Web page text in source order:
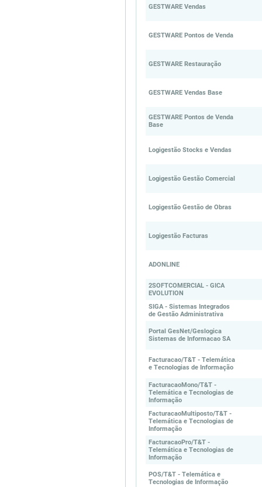
GESTWARE Vendas
GESTWARE Pontos de Venda
GESTWARE Restauração
GESTWARE Vendas Base
GESTWARE Pontos de Venda
Base
Logigestão Stocks e Vendas
Logigestão Gestão Comercial
Logigestão Gestão de Obras
Logigestão Facturas
ADONLINE
2SOFTCOMERCIAL - GICA
EVOLUTION
SIGA - Sistemas Integrados
de Gestão Administrativa
Portal GesNet/Geslogica
Sistemas de Informacao SA
Facturacao/T&T - Telemática
e Tecnologias de Informação
FacturacaoMono/T&T -
Telemática e Tecnologias de
Informação
FacturacaoMultiposto/T&T -
Telemática e Tecnologias de
Informação
FacturacaoPro/T&T -
Telemática e Tecnologias de
Informação
POS/T&T - Telemática e
Tecnologias de Informação